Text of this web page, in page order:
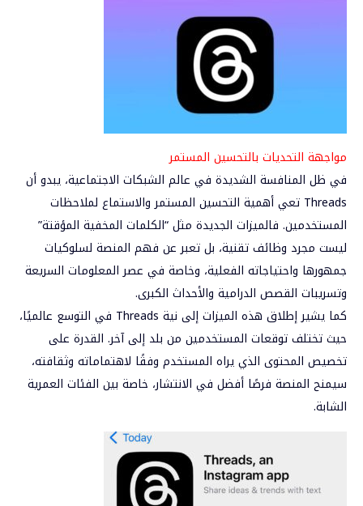
مواجهة التحديات بالتحسين المستمر
في ظل المنافسة الشديدة في عالم الشبكات الاجتماعية، يبدو أن
Threads تعي أهمية التحسين المستمر و
الاستماع لملاحظات
المستخدمين. فالميزات الجديدة مثل “الكلمات المخفية المؤقتة”
ليست مجرد وظائف تقنية، بل تعبر عن فهم المنصة لسلوكيات
جمهورها واحتياجاته الفعلية، وخاصة في عصر المعلومات السريعة
وتسريبات القصص الدرامية والأحداث الكبرى.
كما يشير إطلاق هذه الميزات إلى نية Threads في التوسع عالميًا
،
حيث تختلف توقعات المستخدمين من بلد إلى آخر. القدرة على
تخصيص المحتوى الذي يراه المستخدم وفقًا لاهتماماته وثقافته،
سيمنح المنصة فرصًا أفضل في الانتشار، خاصة بين الفئات العمرية
الشابة.